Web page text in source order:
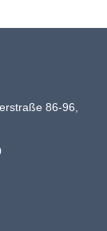
86-96,